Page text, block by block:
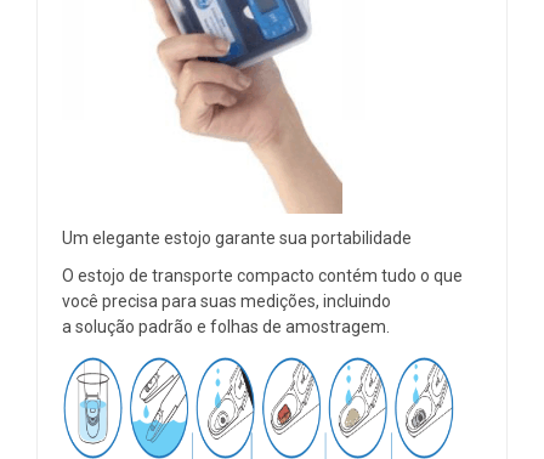
Um elegante estojo garante sua portabilidade
O estojo de transporte compacto contém tudo o que
você precisa para suas medições, incluindo
a solução padrão e folhas de amostragem.